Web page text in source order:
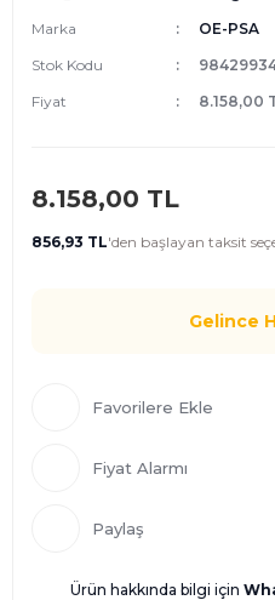
Marka
OE-PSA
Stok Kodu
Fiyat
8.158,00
8.158,00 TL
856,93 TL'den başlayan taksit
Gelince
Fiyat Alarmı
Paylaş
Ürün hakkında bilgi için